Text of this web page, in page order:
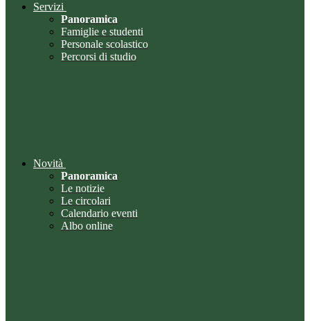
Servizi
Panoramica
Famiglie e studenti
Personale scolastico
Percorsi di studio
Novità
Panoramica
Le notizie
Le circolari
Calendario eventi
Albo online